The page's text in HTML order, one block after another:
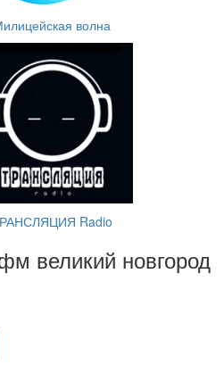
волна
Radio
великий новгород